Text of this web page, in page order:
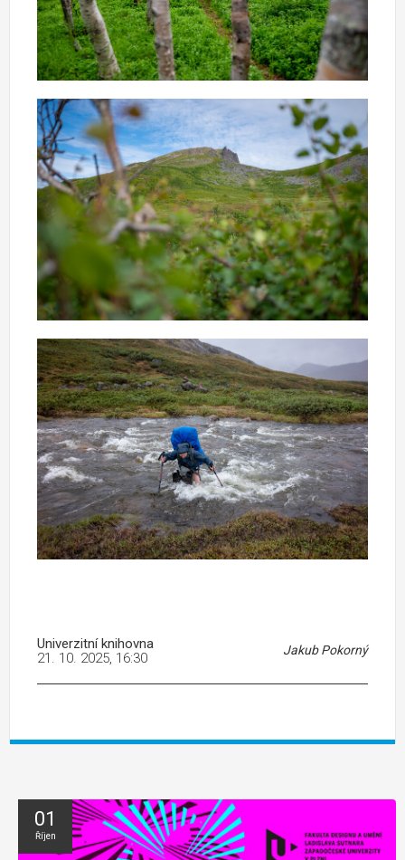
Univerzitní knihovna Jakub Pokorný
21. 10. 2025, 16:30
01
Říjen